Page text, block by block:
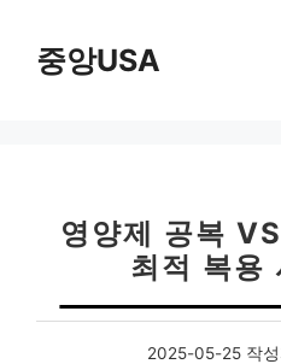
중앙USA
영양제 공복
최적 복용
2025-05-25 작